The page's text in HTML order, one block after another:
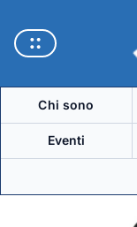
Chi sono
Eventi